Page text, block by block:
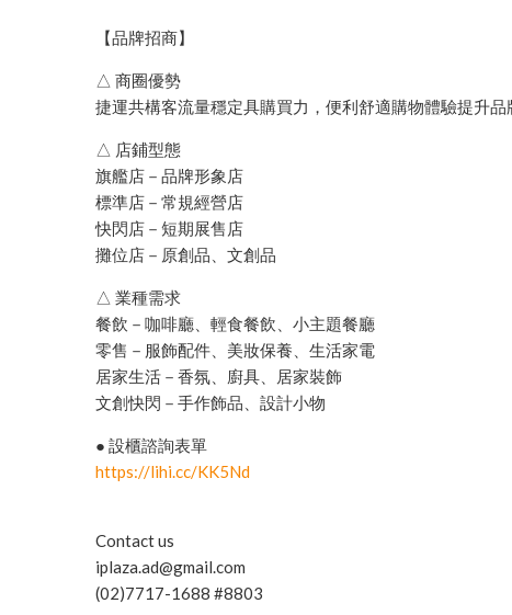
【品牌招商】
△ 商圈優勢
捷運共構客流量穩定具購買力，便利舒適購物體驗提升品
△ 店鋪型態
旗艦店－品牌形象店
標準店－常規經營店
快閃店－短期展售店
攤位店－原創品、文創品
△ 業種需求
餐飲－咖啡廳、輕食餐飲、小主題餐廳
零售－服飾配件、美妝保養、生活家電
居家生活－香氛、廚具、居家裝飾
文創快閃－手作飾品、設計小物
● 設櫃諮詢表單
https://lihi.cc/KK5Nd
Contact us
iplaza.ad@gmail.com
(02)7717-1688 #8803